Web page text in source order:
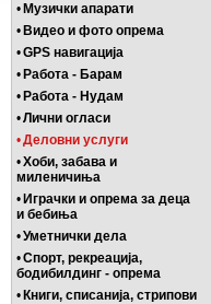
• Музички апарати
• Видео и фото опрема
•GPS навигација
• Работа - Барам
• Работа - Нудам
•Лични огласи
•Деловни услуги
•Хоби, забава и
миленичиња
• Играчки и опрема за деца
и бебиња
•Уметнички дела
•Спорт, рекреација,
бодибилдинг - опрема
• Книги, списанија, стрипови